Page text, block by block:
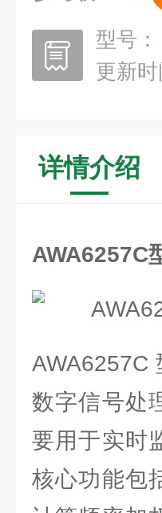
型号：
更新时
详情介绍
AWA6257C
AWA6257C
数字信号处
要用于实时
核心功能包